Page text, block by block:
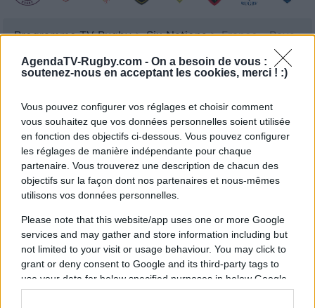
AgendaTV-Rugby.com - On a besoin de vous :
soutenez-nous en acceptant les cookies, merci ! :)
Vous pouvez configurer vos réglages et choisir comment
vous souhaitez que vos données personnelles soient utilisée
en fonction des objectifs ci-dessous. Vous pouvez configurer
les réglages de manière indépendante pour chaque
partenaire. Vous trouverez une description de chacun des
objectifs sur la façon dont nos partenaires et nous-mêmes
utilisons vos données personnelles.
Please note that this website/app uses one or more Google
services and may gather and store information including but
not limited to your visit or usage behaviour. You may click to
grant or deny consent to Google and its third-party tags to
use your data for below specified purposes in below Google
consent section.
Programme TV Rugby>Six Nations> France - Pays
Vendredi 31 Janvier 2025
21h15